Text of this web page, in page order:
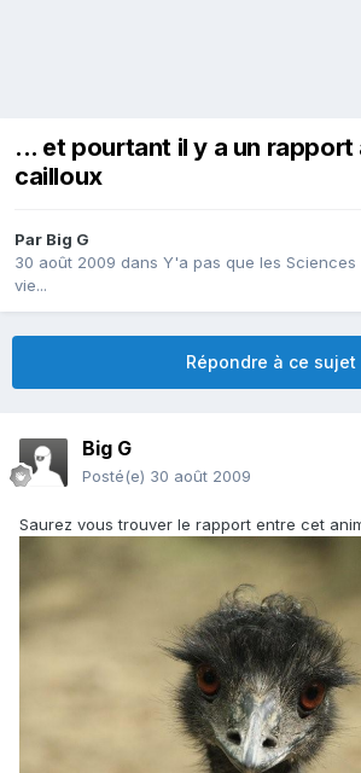
... et pourtant il y a un rapport
cailloux
Par Big G
30 août 2009 dans Y'a pas que les
vie...
Répondre à ce sujet
Big G
Posté(e) 30 août 2009
Saurez vous trouver le rapport entre cet